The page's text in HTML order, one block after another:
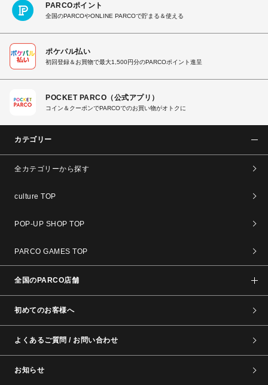
PARCOポイント
全国のPARCOやONLINE PARCOで貯まる＆使える
ポケパル払い
初回登録＆お買物で最大1,500円分のPARCOポイント進呈
POCKET PARCO（公式アプリ）
コイン＆クーポンでPARCOでのお買い物がオトクに
カテゴリー
全カテゴリーから探す
culture TOP
POP-UP SHOP TOP
PARCO GAMES TOP
全国のPARCO店舗
初めてのお客様へ
よくあるご質問 / お問い合わせ
お知らせ